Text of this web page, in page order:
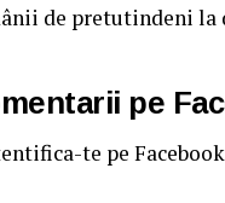
de pretutindeni la
pe
te pe